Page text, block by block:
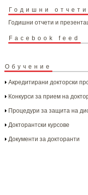
Годишни отчети
Годишни отчети и
Facebook feed
Обучение
Акредитирани докторски
Конкурси за прием на
Процедури за защита на
Докторантски курсове
Документи за докторанти